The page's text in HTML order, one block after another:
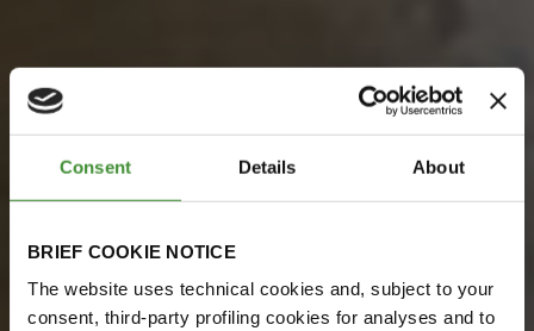
Consent Details About
BRIEF COOKIE NOTICE
The website uses technical cookies and, subject to your
consent, third-party profiling cookies for analyses and to